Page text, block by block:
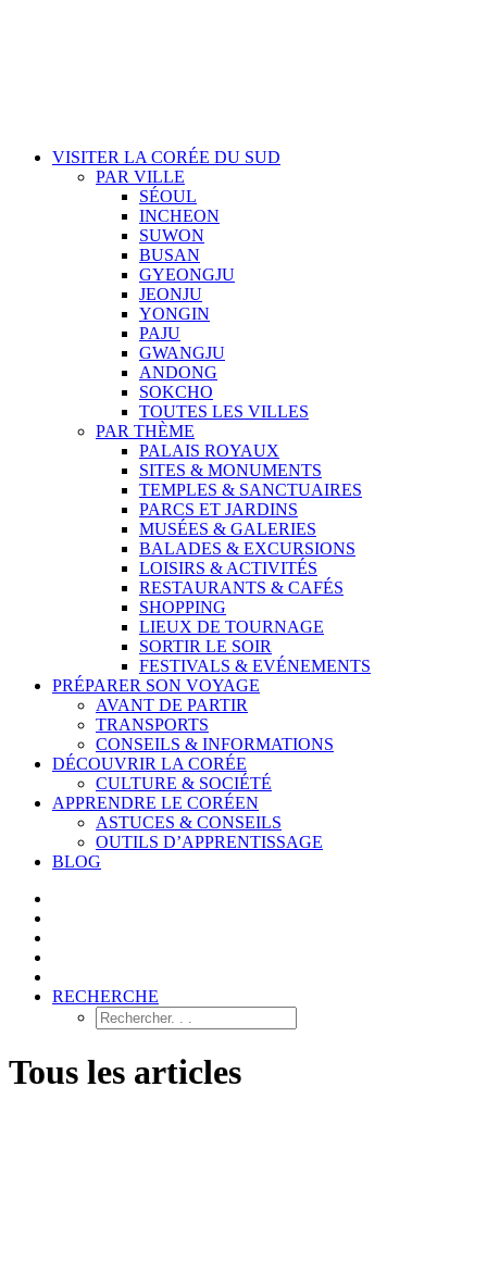
VISITER LA CORÉE DU SUD
PAR VILLE
SÉOUL
INCHEON
SUWON
BUSAN
GYEONGJU
JEONJU
YONGIN
PAJU
GWANGJU
ANDONG
SOKCHO
TOUTES LES VILLES
PAR THÈME
PALAIS ROYAUX
SITES & MONUMENTS
TEMPLES & SANCTUAIRES
PARCS ET JARDINS
MUSÉES & GALERIES
BALADES & EXCURSIONS
LOISIRS & ACTIVITÉS
RESTAURANTS & CAFÉS
SHOPPING
LIEUX DE TOURNAGE
SORTIR LE SOIR
FESTIVALS & EVÉNEMENTS
PRÉPARER SON VOYAGE
AVANT DE PARTIR
TRANSPORTS
CONSEILS & INFORMATIONS
DÉCOUVRIR LA CORÉE
CULTURE & SOCIÉTÉ
APPRENDRE LE CORÉEN
ASTUCES & CONSEILS
OUTILS D’APPRENTISSAGE
BLOG
RECHERCHE
Tous les articles